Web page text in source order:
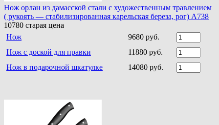
Нож орлан из дамасской стали с художественным травлением
( рукоять — стабилизированная карельская береза, рог) A738
10780 старая цена
Нож
9680 руб.
Нож с доской для правки
11880 руб.
Нож в подарочной шкатулке
14080 руб.